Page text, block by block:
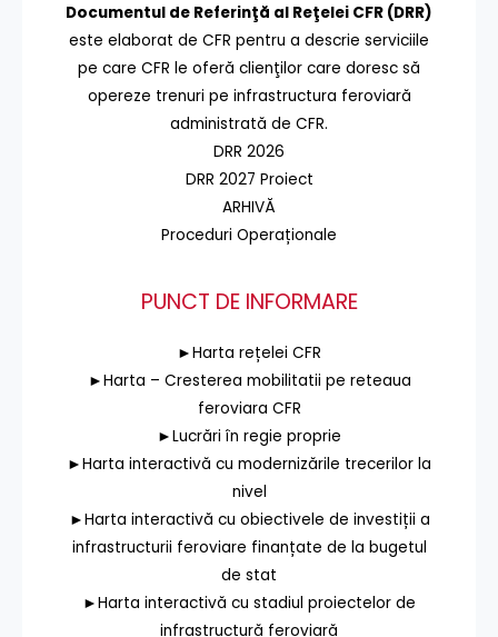
Documentul de Referinţă al Reţelei CFR (DRR)
este elaborat de CFR pentru a descrie serviciile
pe care CFR le oferă clienţilor care doresc să
opereze trenuri pe infrastructura feroviară
administrată de CFR.
DRR 2026
DRR 2027 Proiect
ARHIVĂ
Proceduri Operaționale
PUNCT DE INFORMARE
►Harta rețelei CFR
►Harta – Cresterea mobilitatii pe reteaua
feroviara CFR
►Lucrări în regie proprie
►Harta interactivă cu modernizările trecerilor la
nivel
►Harta interactivă cu obiectivele de investiții a
infrastructurii feroviare finanțate de la bugetul
de stat
►Harta interactivă cu stadiul proiectelor de
infrastructură feroviară